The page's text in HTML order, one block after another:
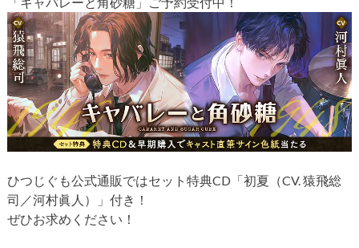
ひつじぐも公式通販ではセット特典CD「初夏（CV. 猿飛総
司／河村眞人）」付き！
ぜひお求めください！